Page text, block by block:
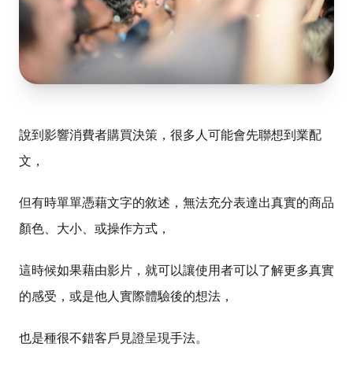
說到影響消費者購買決策，很多人可能會先聯想到業配
文，
但有時單單憑藉文字的敘述，無法充分表達出真實的商品
顏色、大小、或操作方式，
這時候如果藉由影片，就可以讓使用者可以了解更多真實
的感受，或是他人實際體驗後的想法，
也是種很不錯客戶見證呈現手法。